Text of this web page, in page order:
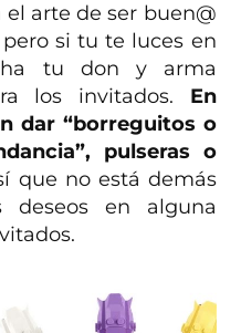
arte de ser buen@
si tu te luces en
tu don y arma
los invitados. En
dar “borreguitos o
pulseras o
que no está demás
deseos en alguna